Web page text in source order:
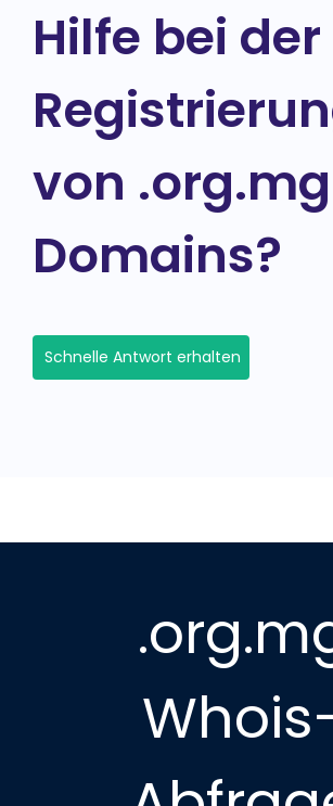
Hilfe bei der
von
Domains?
Schnelle Antwort erhalten